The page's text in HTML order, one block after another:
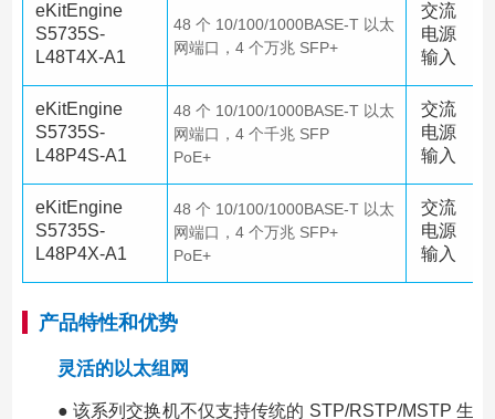
eKitEngine
S5735S-
L48T4X-A1
48 个 10/100/1000BASE-T 以太
网端口，4 个万兆 SFP+
交流
电源
输入
eKitEngine
S5735S-
L48P4S-A1
48 个 10/100/1000BASE-T 以太
网端口，4 个千兆 SFP
PoE+
交流
电源
输入
eKitEngine
S5735S-
L48P4X-A1
48 个 10/100/1000BASE-T 以太
网端口，4 个万兆 SFP+
PoE+
交流
电源
输入
产品特性和优势
灵活的以太组网
● 该系列交换机不仅支持传统的 STP/RSTP/MSTP 生